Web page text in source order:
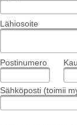
Lähiosoite
Postinumero
Sähköposti (toimii